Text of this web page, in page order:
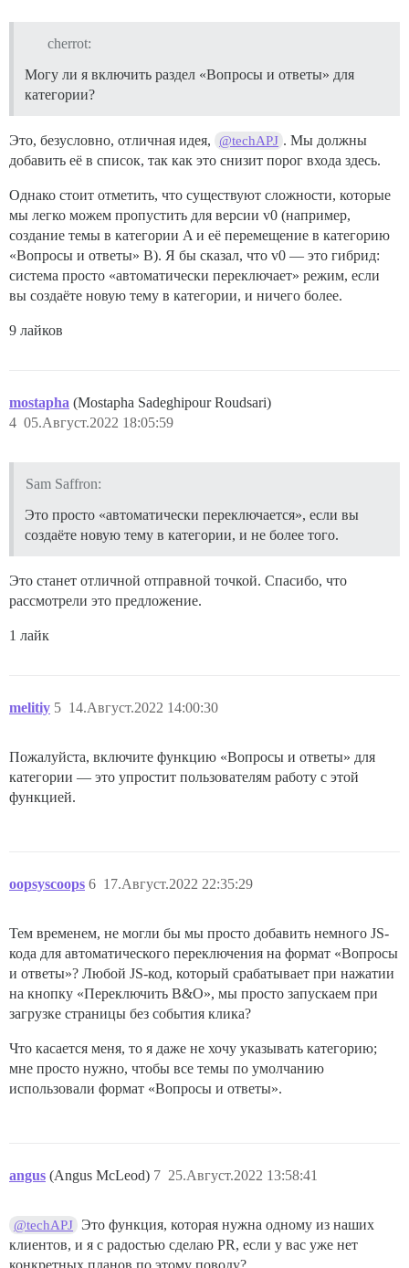
cherrot:
Могу ли я включить раздел «Вопросы и ответы» для
категории?
Это, безусловно, отличная идея, @techAPJ . Мы должны
добавить её в список, так как это снизит порог входа здесь.
Однако стоит отметить, что существуют сложности, которые
мы легко можем пропустить для версии v0 (например,
создание темы в категории A и её перемещение в категорию
«Вопросы и ответы» B). Я бы сказал, что v0 — это гибрид:
система просто «автоматически переключает» режим, если
вы создаёте новую тему в категории, и ничего более.
9 лайков
mostapha (Mostapha Sadeghipour Roudsari)
05.Август.2022 18:05:59
4
Sam Saffron:
Это просто «автоматически переключается», если вы
создаёте новую тему в категории, и не более того.
Это станет отличной отправной точкой. Спасибо, что
рассмотрели это предложение.
1 лайк
melitiy 14.Август.2022 14:00:30
5
Пожалуйста, включите функцию «Вопросы и ответы» для
категории — это упростит пользователям работу с этой
функцией.
oopsyscoops 17.Август.2022 22:35:29
6
Тем временем, не могли бы мы просто добавить немного JS-
кода для автоматического переключения на формат «Вопросы
и ответы»? Любой JS-код, который срабатывает при нажатии
на кнопку «Переключить В&О», мы просто запускаем при
загрузке страницы без события клика?
Что касается меня, то я даже не хочу указывать категорию;
мне просто нужно, чтобы все темы по умолчанию
использовали формат «Вопросы и ответы».
angus (Angus McLeod) 25.Август.2022 13:58:41
7
@techAPJ
Это функция, которая нужна одному из наших
клиентов, и я с радостью сделаю PR, если у вас уже нет
конкретных планов по этому поводу?